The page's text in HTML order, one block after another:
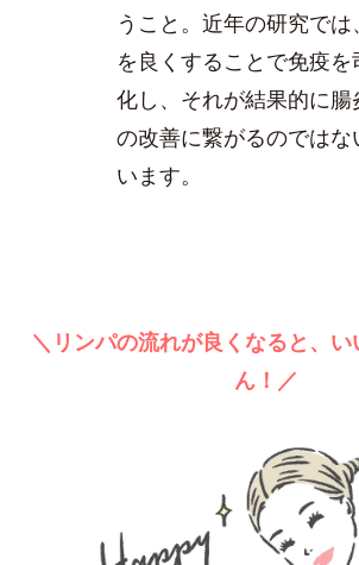
うこと。近年の研究で
を良くすることで免疫
化し、それが結果的に
の改善に繋がるのではな
います。
＼リンパの流れが良くなると、い
ん！／